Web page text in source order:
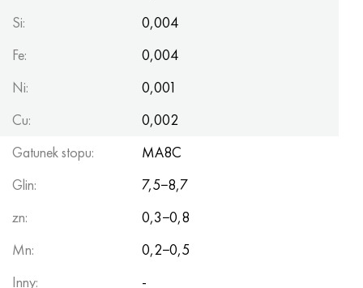
Si:
0,004
Fe:
0,004
Ni:
0,001
Cu:
0,002
Gatunek stopu:
MA8C
Glin:
7,5−8,7
zn:
0,3−0,8
Mn:
0,2−0,5
Inny:
-